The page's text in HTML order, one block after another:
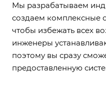
Мы разрабатываем
создаем комплексные
чтобы избежать всех
инженеры
поэтому вы сразу
предоставленную